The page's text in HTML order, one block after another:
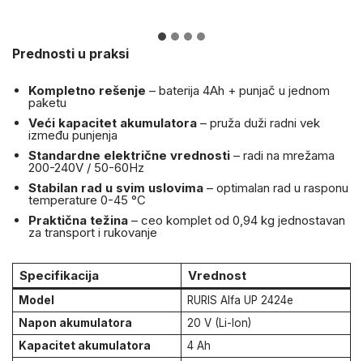
Prednosti u praksi
Kompletno rešenje – baterija 4Ah + punjač u jednom
paketu
Veći kapacitet akumulatora – pruža duži radni vek
između punjenja
Standardne električne vrednosti – radi na mrežama
200-240V / 50-60Hz
Stabilan rad u svim uslovima – optimalan rad u rasponu
temperature 0-45 °C
Praktična težina – ceo komplet od 0,94 kg jednostavan
za transport i rukovanje
Specifikacija Vrednost
Model
RURIS Alfa UP 2424e
Napon akumulatora
20 V (Li-Ion)
Kapacitet akumulatora
4 Ah